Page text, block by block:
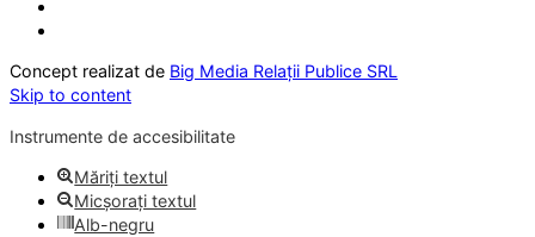
Concept realizat de Big Media Relații Publice SRL
Skip to content
Instrumente de accesibilitate
Măriți textul
Micșorați textul
Alb-negru